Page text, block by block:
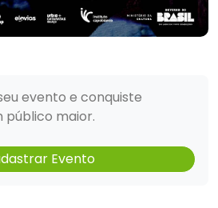
evento e conquiste
público maior.
Evento